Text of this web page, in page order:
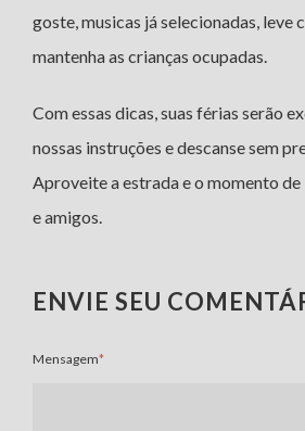
goste, musicas já selecionadas, leve
mantenha as crianças ocupadas.
Com essas dicas, suas férias serão
nossas instruções e descanse sem
Aproveite a estrada e o momento
e amigos.
ENVIE SEU
Mensagem*